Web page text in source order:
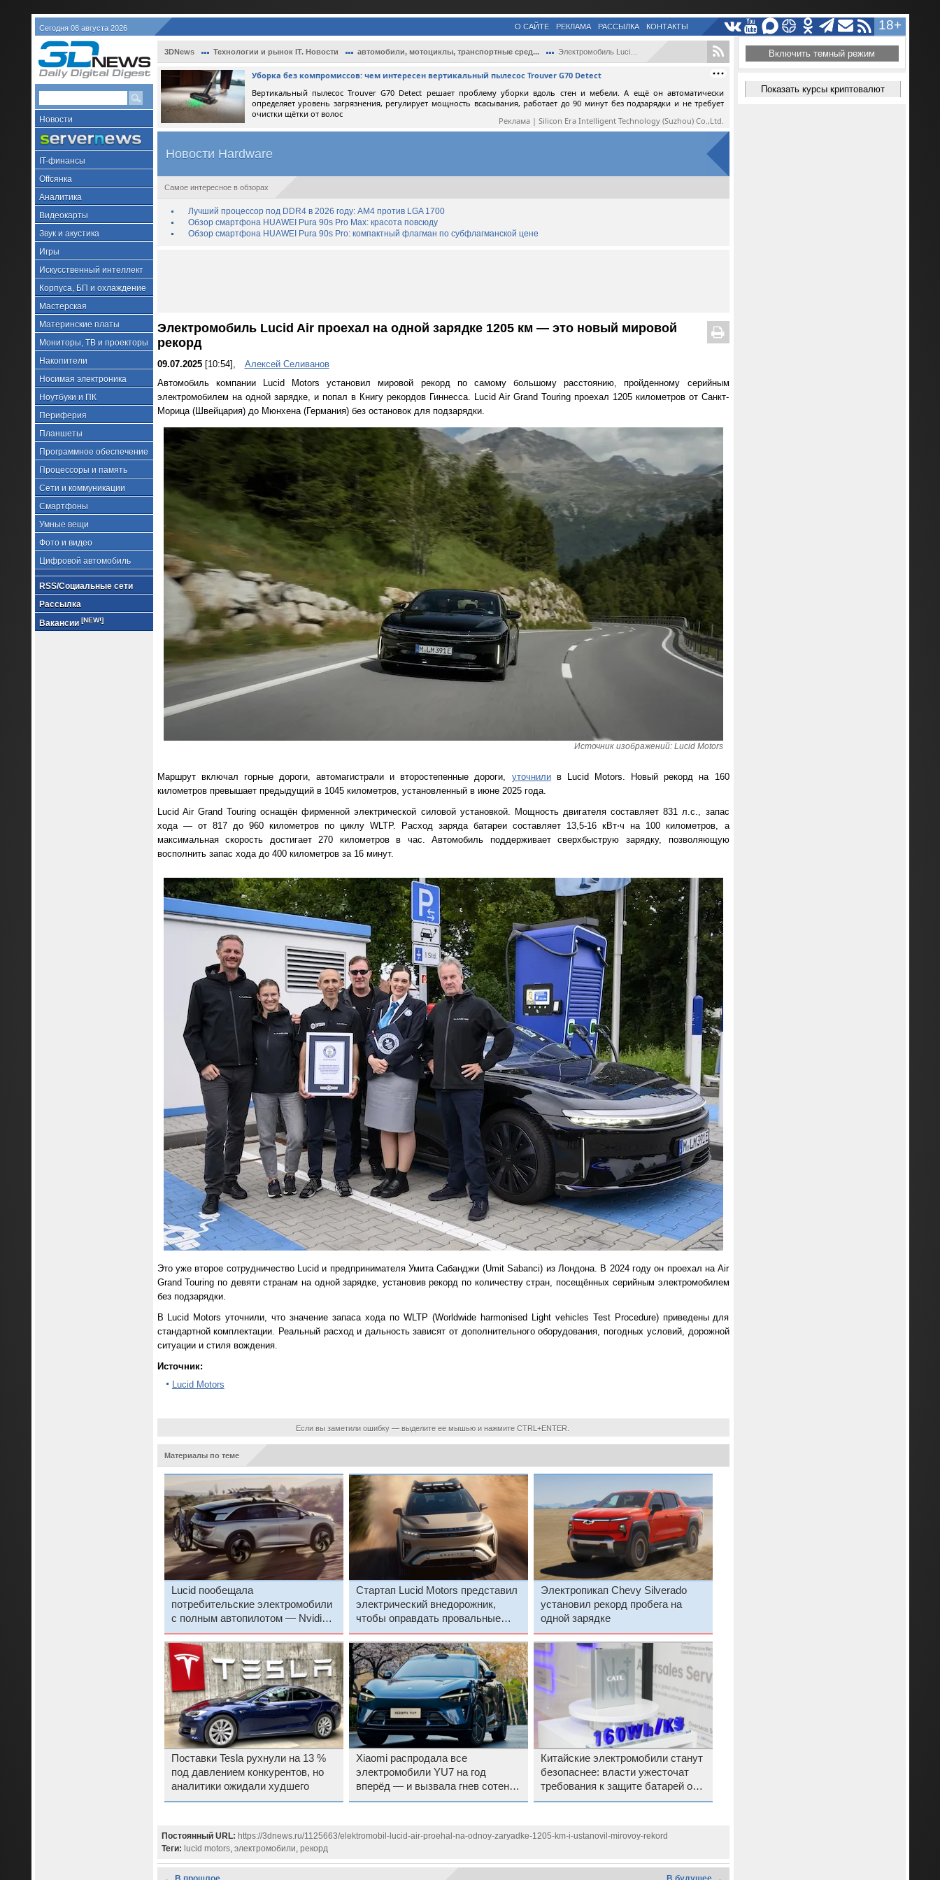
Сегодня 08 августа 2026 18+
О САЙТЕ РЕКЛАМА РАССЫЛКА КОНТАКТЫ
Новости
IT-финансы
Offсянка
Аналитика
Видеокарты
Звук и акустика
Игры
Искусственный интеллект
Корпуса, БП и охлаждение
Мастерская
Материнские платы
Мониторы, ТВ и проекторы
Накопители
Носимая электроника
Ноутбуки и ПК
Периферия
Планшеты
Программное обеспечение
Процессоры и память
Сети и коммуникации
Смартфоны
Умные вещи
Фото и видео
Цифровой автомобиль
RSS/Социальные сети
Рассылка
Вакансии [NEW!]
3DNews Технологии и рынок IT. Новости автомобили, мотоциклы, транспортные сред... Электромобиль Lucid Air проехал на одной...
Уборка без компромиссов: чем интересен вертикальный пылесос Trouver G70 Detect
Вертикальный пылесос Trouver G70 Detect решает проблему уборки вдоль стен и мебели. А ещё он автоматически
определяет уровень загрязнения, регулирует мощность всасывания, работает до 90 минут без подзарядки и не требует
очистки щётки от волос
Реклама | Silicon Era Intelligent Technology (Suzhou) Co.,Ltd.
Новости Hardware
Самое интересное в обзорах
Лучший процессор под DDR4 в 2026 году: AM4 против LGA 1700
Обзор смартфона HUAWEI Pura 90s Pro Max: красота повсюду
Обзор смартфона HUAWEI Pura 90s Pro: компактный флагман по субфлагманской цене
Электромобиль Lucid Air проехал на одной зарядке 1205 км — это новый мировой
рекорд
09.07.2025[10:54],
Алексей Селиванов
Автомобиль компании Lucid Motors установил мировой рекорд по самому большому расстоянию, пройденному серийным
электромобилем на одной зарядке, и попал в Книгу рекордов Гиннесса. Lucid Air Grand Touring проехал 1205 километров от Санкт-
Морица (Швейцария) до Мюнхена (Германия) без остановок для подзарядки.
Источник изображений: Lucid Motors
Маршрут включал горные дороги, автомагистрали и второстепенные дороги, уточнилив Lucid Motors. Новый рекорд на 160
километров превышает предыдущий в 1045 километров, установленный в июне 2025 года.
Lucid Air Grand Touring оснащён фирменной электрической силовой установкой. Мощность двигателя составляет 831 л.с., запас
хода — от 817 до 960 километров по циклу WLTP. Расход заряда батареи составляет 13,5-16 кВт⋅ч на 100 километров, а
максимальная скорость достигает 270 километров в час. Автомобиль поддерживает сверхбыструю зарядку, позволяющую
восполнить запас хода до 400 километров за 16 минут.
Это уже второе сотрудничество Lucid и предпринимателя Умита Сабанджи (Umit Sabanci) из Лондона. В 2024 году он проехал на Air
Grand Touring по девяти странам на одной зарядке, установив рекорд по количеству стран, посещённых серийным электромобилем
без подзарядки.
В Lucid Motors уточнили, что значение запаса хода по WLTP (Worldwide harmonised Light vehicles Test Procedure) приведены для
стандартной комплектации. Реальный расход и дальность зависят от дополнительного оборудования, погодных условий, дорожной
ситуации и стиля вождения.
Источник:
Lucid Motors
Если вы заметили ошибку — выделите ее мышью и нажмите CTRL+ENTER.
Материалы по теме
Lucid пообещала
потребительские электромобили
с полным автопилотом — Nvidia
ей с этим поможет
Стартап Lucid Motors представил
электрический внедорожник,
чтобы оправдать провальные
продажи
Электропикап Chevy Silverado
установил рекорд пробега на
одной зарядке
Поставки Tesla рухнули на 13 %
под давлением конкурентов, но
аналитики ожидали худшего
Xiaomi распродала все
электромобили YU7 на год
вперёд — и вызвала гнев сотен
покупателей
Китайские электромобили станут
безопаснее: власти ужесточат
требования к защите батарей от
возгораний и взрывов
Постоянный URL: https://3dnews.ru/1125663/elektromobil-lucid-air-proehal-na-odnoy-zaryadke-1205-km-i-ustanovil-mirovoy-rekord
Теги: lucid motors, электромобили, рекорд
Включить темный режим
Показать курсы криптовалют